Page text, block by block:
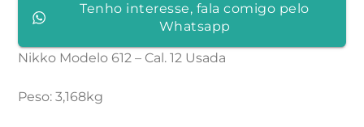
Tenho interesse, fala comigo pelo
Whatsapp
Nikko Modelo 612 – Cal. 12 Usada
Peso: 3,168kg